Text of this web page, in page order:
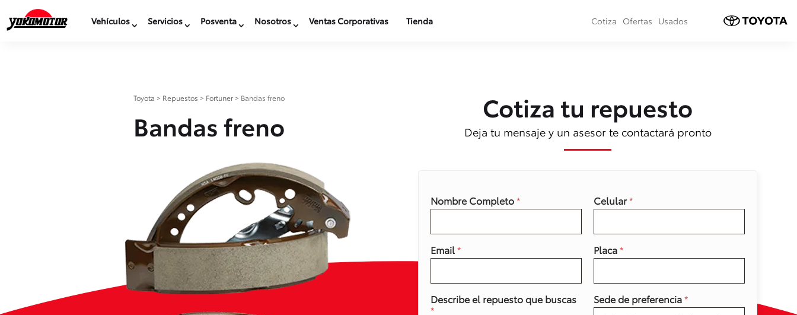
Vehículos Servicios Posventa Nosotros Ventas Corporativas Tienda Cotiza Ofertas Usados
Toyota > Repuestos > Fortuner > Bandas freno
Bandas freno
Cotiza tu repuesto
Deja tu mensaje y un asesor te contactará pronto
Nombre Completo*
Email*
Describe el repuesto que buscas
*
Celular*
Placa*
Sede de preferencia*